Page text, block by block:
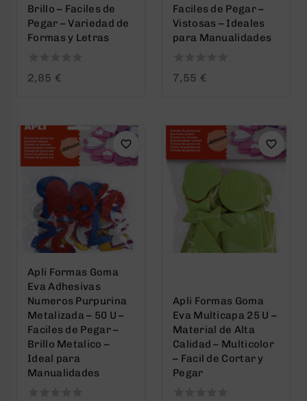
Brillo – Faciles de
Pegar – Variedad de
Formas y Letras
0
2,85 €
Faciles de Pegar –
Vistosas – Ideales
para Manualidades
0
7,55 €
Apli Formas Goma
Eva Adhesivas
Numeros Purpurina
Metalizada – 50 U –
Faciles de Pegar –
Brillo Metalico –
Ideal para
Manualidades
Apli Formas Goma
Eva Multicapa 25 U –
Material de Alta
Calidad – Multicolor
– Facil de Cortar y
Pegar